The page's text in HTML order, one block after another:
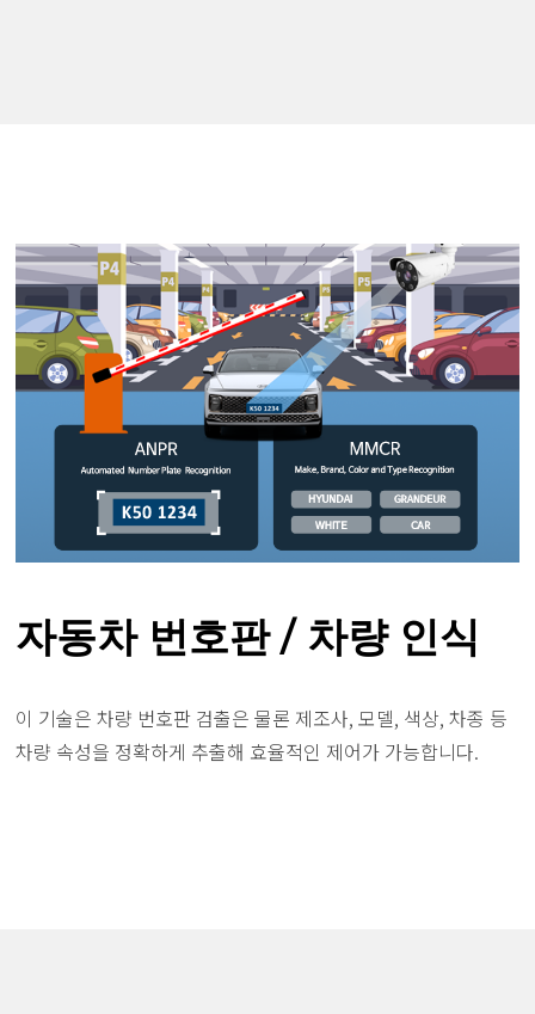
자동차 번호판 / 차량 인식
이 기술은 차량 번호판 검출은 물론 제조사, 모델, 색상, 차종 등
차량 속성을 정확하게 추출해 효율적인 제어가 가능합니다.